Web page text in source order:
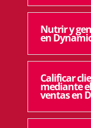
Nutrir y
en
Calificar
mediante
ventas en